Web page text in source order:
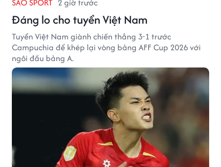
SAO SPORT 2 giờ trước
Đáng lo cho tuyển Việt Nam
Tuyển Việt Nam giành chiến thắng 3-1 trước
Campuchia để khép lại vòng bảng AFF Cup 2026 với
ngôi đầu bảng A.